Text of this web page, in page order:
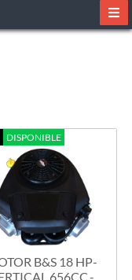
DISPONIBLE
B&S 18 HP-
656CC.-